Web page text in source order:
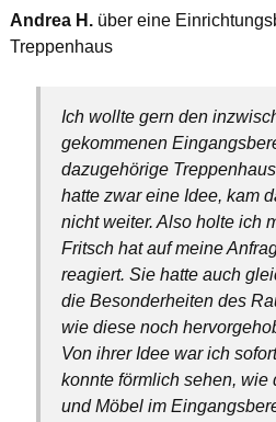
Andrea H. über eine
Treppenhaus
Ich wollte gern den
gekommenen
dazugehörige
hatte zwar eine Idee, kam
nicht weiter. Also holte ich
Fritsch hat auf meine
reagiert. Sie hatte auch
die Besonderheiten des
wie diese noch
Von ihrer Idee war ich
konnte förmlich sehen, wie
und Möbel im